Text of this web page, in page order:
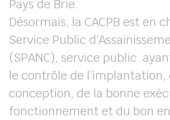
Pays de Brie.
Désormais, la CACPB est en
Service Public
(SPANC), service public
le contrôle de l’implantation,
conception, de la bonne
fonctionnement et du bon